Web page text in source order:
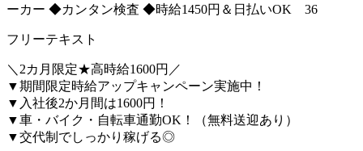
ーカー ◆カンタン検査 ◆時給1450円＆日払いOK 36
フリーテキスト
＼2カ月限定★高時給1600円／
▼期間限定時給アップキャンペーン実施中！
▼入社後2か月間は1600円！
▼車・バイク・自転車通勤OK！（無料送迎あり）
▼交代制でしっかり稼げる◎